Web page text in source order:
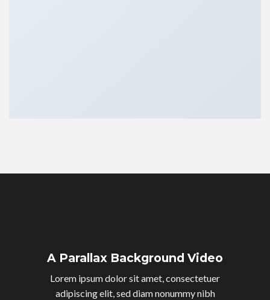
A Parallax Background Video
Lorem ipsum dolor sit amet, consectetuer
adipiscing elit, sed diam nonummy nibh